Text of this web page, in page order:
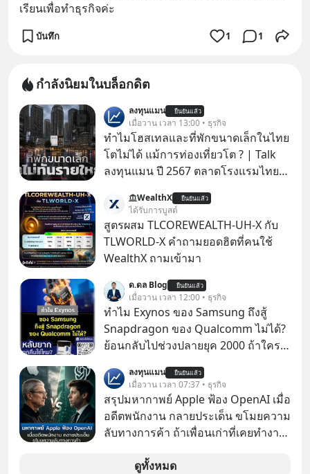
เรียนเพื่อทำธุรกิจค่ะ
บันทึก 1 1
กำลังนิยมในบล็อกดิต
ลงทุนแมน ยืนยันแล้ว
เมื่อวาน เวลา 13:00 • ธุรกิจ
ทำไมโฮสเทลและที่พักขนาดเล็กในไทย
โตไม่ได้ แม้การท่องเที่ยวโต ? | Talk
ลงทุนแมน ปี 2567 ตลาดโรงแรมไทย
หรือไม่ว่า รายได้กว่า 85% กระจุกอยู่กับ
ผู้ประกอบการรายใหญ่ และมีอัตราการ
เติบโตได้ถึง 16% ขณะที่ผู้ประกอบการ
โฮสเทลและที่พักขนาดเล็ก ซึ่งมีสัดส่วน
เพียง 1.3% เท่านั้น เกิดอะไรขึ้นกับที่พัก
รายเล็ก ? อะไรคือข้อจำกัดที่ทำให้โต
ไม่สุด และต้องปลดล็อกกฎเกณฑ์ไหน
เพื่อให้รายเล็กเติบโตได้มากกว่าที่เป็น
อยู่ ? Talk ลงทุนแมนชวนมาวิเคราะห์
เรื่องนี้ กับคุณนรี สุเนต์ตา นายกสมาคม
โฮสเทลและที่พักขนาดเล็ก
(ประเทศไทย)
WealthX ยืนยันแล้ว
ได้รับการบูสต์
สูตรผสม TLCOREWEALTH-UH-X กับ
TLWORLD-X คำถามยอดฮิตที่คนใช้
WealthX ถามเข้ามา
ด.ดล Blog ยืนยันแล้ว
เมื่อวาน เวลา 12:00 • ธุรกิจ
ทำไม Exynos ของ Samsung ถึงสู้
Snapdragon ของ Qualcomm ไม่ได้?
ย้อนกลับไปช่วงปลายยุค 2000 ถ้าใคร
ถือกำลังเดือดจัดทีเดียวนะครับ
ลงทุนแมน ยืนยันแล้ว
เมื่อวาน เวลา 07:37 • ธุรกิจ
สรุปมหากาพย์ Apple ฟ้อง OpenAI เมื่อ
อดีตพนักงาน กลายประเด็น ขโมยความ
ลับทางการค้า ถ้าเพื่อนเก่าที่เคยทำงาน
เก่าที่เขาเคยทำไว้ ตอนยังอยู่บริษัท
ดูทั้งหมด